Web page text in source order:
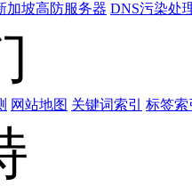
加坡高防服务器 DNS污染处
网站地图 关键词索引 标签索